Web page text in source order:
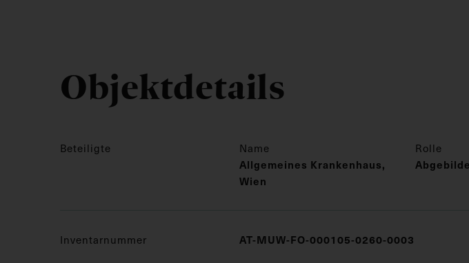
Objektdetails
Beteiligte Name Rolle
Allgemeines Krankenhaus,
Wien
Inventarnummer AT-MUW-FO-000105-0260-0003